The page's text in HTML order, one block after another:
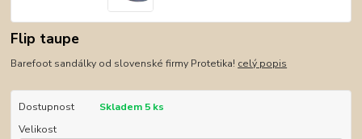
Flip taupe
Barefoot sandálky od slovenské firmy Protetika! celý popis
Dostupnost
Skladem 5 ks
Velikost